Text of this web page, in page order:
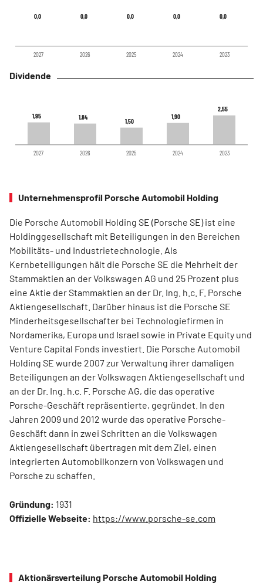
0,0
0,0 0,0
0,0 0,0
0,0 0,0
0,0 0,0
0,0
2027 2026 2025 2024 2023
Dividende
1,95
1,95 1,84
1,84
1,50
1,50
1,90
1,90
2,55
2,55
2027 2026 2025 2024 2023
Unternehmensprofil Porsche Automobil Holding
Die Porsche Automobil Holding SE (Porsche SE) ist eine
Holdinggesellschaft mit Beteiligungen in den Bereichen
Mobilitäts- und Industrietechnologie. Als
Kernbeteiligungen hält die Porsche SE die Mehrheit der
Stammaktien an der Volkswagen AG und 25 Prozent plus
eine Aktie der Stammaktien an der Dr. Ing. h.c. F. Porsche
Aktiengesellschaft. Darüber hinaus ist die Porsche SE
Minderheitsgesellschafter bei Technologiefirmen in
Nordamerika, Europa und Israel sowie in Private Equity und
Venture Capital Fonds investiert. Die Porsche Automobil
Holding SE wurde 2007 zur Verwaltung ihrer damaligen
Beteiligungen an der Volkswagen Aktiengesellschaft und
an der Dr. Ing. h.c. F. Porsche AG, die das operative
Porsche-Geschäft repräsentierte, gegründet. In den
Jahren 2009 und 2012 wurde das operative Porsche-
Geschäft dann in zwei Schritten an die Volkswagen
Aktiengesellschaft übertragen mit dem Ziel, einen
integrierten Automobilkonzern von Volkswagen und
Porsche zu schaffen.
Gründung: 1931
Offizielle Webseite: https://www.porsche-se.com
Aktionärsverteilung Porsche Automobil Holding